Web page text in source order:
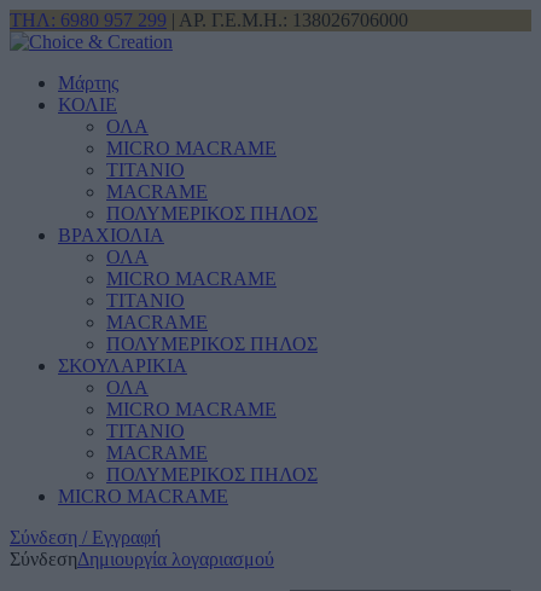
ΤΗΛ: 6980 957 299 | ΑΡ. Γ.Ε.Μ.Η.: 138026706000
Μάρτης
ΚΟΛΙΕ
ΟΛΑ
MICRO MACRAME
ΤΙΤΑΝΙΟ
MACRAME
ΠΟΛΥΜΕΡΙΚΟΣ ΠΗΛΟΣ
ΒΡΑΧΙΟΛΙΑ
ΟΛΑ
MICRO MACRAME
ΤΙΤΑΝΙΟ
MACRAME
ΠΟΛΥΜΕΡΙΚΟΣ ΠΗΛΟΣ
ΣΚΟΥΛΑΡΙΚΙΑ
ΟΛΑ
MICRO MACRAME
ΤΙΤΑΝΙΟ
MACRAME
ΠΟΛΥΜΕΡΙΚΟΣ ΠΗΛΟΣ
MICRO MACRAME
Σύνδεση / Εγγραφή
ΣύνδεσηΔημιουργία λογαριασμού